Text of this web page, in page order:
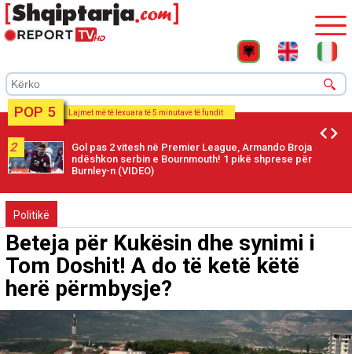
POP 5 Lajmet më të lexuara të 5 minutave të fundit
2
Gol pas 2 vitesh në Premier League, Armando Broja
ndëshkon serbin e Bournmouth! 1 pikë shprese për
Burnley-n (VIDEO)
Politikë
Beteja për Kukësin dhe synimi i
Tom Doshit! A do të ketë këtë
herë përmbysje?